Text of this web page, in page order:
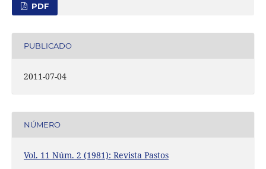
PDF
PUBLICADO
2011-07-04
NÚMERO
Vol. 11 Núm. 2 (1981): Revista Pastos